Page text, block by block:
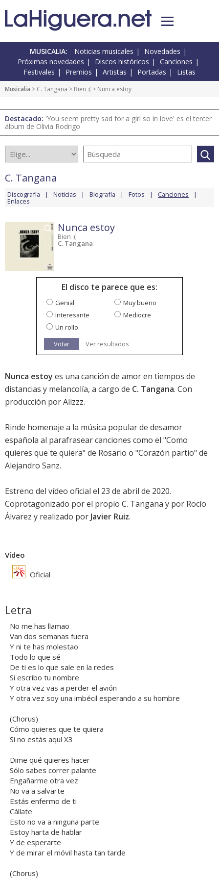
MUSICALIA: Noticias musicales
Novedades
Próximas novedades
Discos históricos
Canciones
Festivales
Premios Artistas Portadas Listas
Musicalia > C. Tangana > Bien :( > Nunca estoy
Destacado: 'You seem pretty sad for a girl so in love' es el tercer
álbum de Olivia Rodrigo
C. Tangana
Discografía Noticias Biografía Fotos Canciones
Enlaces
Nunca estoy
Bien :(
C. Tangana
El disco te parece que es:
Genial
Muy bueno
Interesante
Mediocre
Un rollo
Votar
Ver resultados
Nunca estoy es una canción de amor en tiempos de
distancias y melancolía, a cargo de C. Tangana. Con
producción por Alizzz.
Rinde homenaje a la música popular de desamor
española al parafrasear canciones como el "Como
quieres que te quiera" de Rosario o "Corazón partío" de
Alejandro Sanz.
Estreno del vídeo oficial el 23 de abril de 2020.
Coprotagonizado por el propio C. Tangana y por Rocío
Álvarez y realizado por Javier Ruiz.
Vídeo
Oficial
Letra
No me has llamao
Van dos semanas fuera
Y ni te has molestao
Todo lo que sé
De ti es lo que sale en la redes
Si escribo tu nombre
Y otra vez vas a perder el avión
Y otra vez soy una imbécil esperando a su hombre
(Chorus)
Cómo quieres que te quiera
Si no estás aquí X3
Dime qué quieres hacer
Sólo sabes correr palante
Engañarme otra vez
No va a salvarte
Estás enfermo de ti
Cállate
Esto no va a ninguna parte
Estoy harta de hablar
Y de esperarte
Y de mirar el móvil hasta tan tarde
(Chorus)